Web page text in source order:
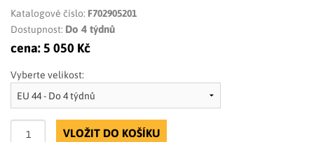
Katalogové číslo: F702905201
Dostupnost: Do 4 týdnů
cena:5 050 Kč
Vyberte velikost:
VLOŽIT DO KOŠÍKU